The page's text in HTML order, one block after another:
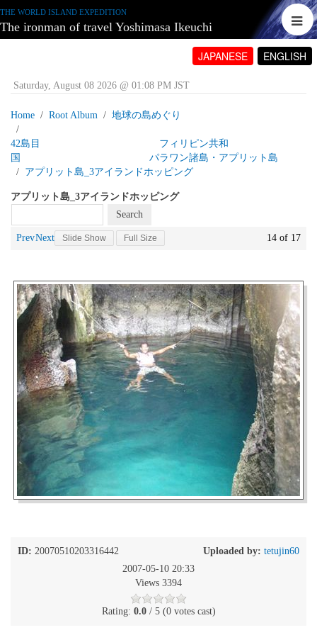
THE WORLD ISLAND EXPEDITION
The ironman of travel Yoshimasa Ikeuchi
JAPANESE ENGLISH
Saturday, August 08 2026 @ 01:08 PM JST
Home Root Album 地球の島めぐり
42島目 フィリピン共和
国 パラワン諸島・アプリット島
アプリット島_3アイランドホッピング
アプリット島_3アイランドホッピング
PrevNext Slide Show Full Size 14 of 17
ID: 20070510203316442 Uploaded by: tetujin60
2007-05-10 20:33
Views 3394
Rating: 0.0/ 5 (0 votes cast)